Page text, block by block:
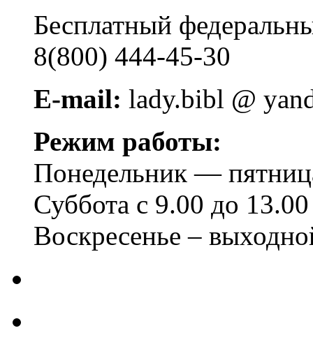
Бесплатный
8(800) 444-45-30
E-mail: lady.bibl @
Режим работы:
Понедельник —
Суббота с 9.00 до 13.00
Воскресенье –